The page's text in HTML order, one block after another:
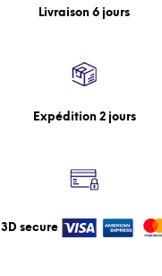
Livraison 6 jours
Expédition 2 jours
3D secure